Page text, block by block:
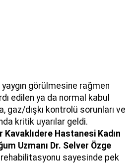
görülmesine rağmen
edilen ya da normal kabul
gaz/dışkı kontrolü sorunları ve
kritik uyarılar geldi.
Kavaklıdere Hastanesi Kadın
Uzmanı Dr. Selver Özge
sayesinde pek